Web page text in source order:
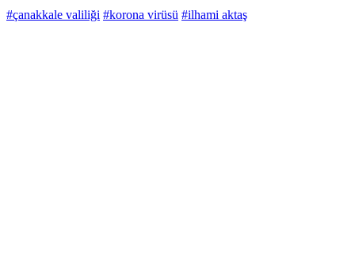
#çanakkale valiliği #korona virüsü #ilhami aktaş